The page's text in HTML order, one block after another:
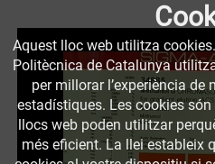
Aquest lloc web utilitza
Politècnica de Catalunya
per millorar l’experiència
estadístiques. Les cookies
llocs web poden utilitzar
més eficient. La llei estableix